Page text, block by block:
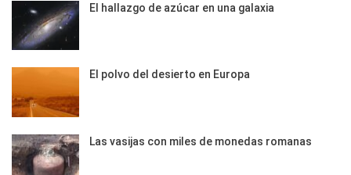
El hallazgo de azúcar en una galaxia
El polvo del desierto en Europa
Las vasijas con miles de monedas romanas